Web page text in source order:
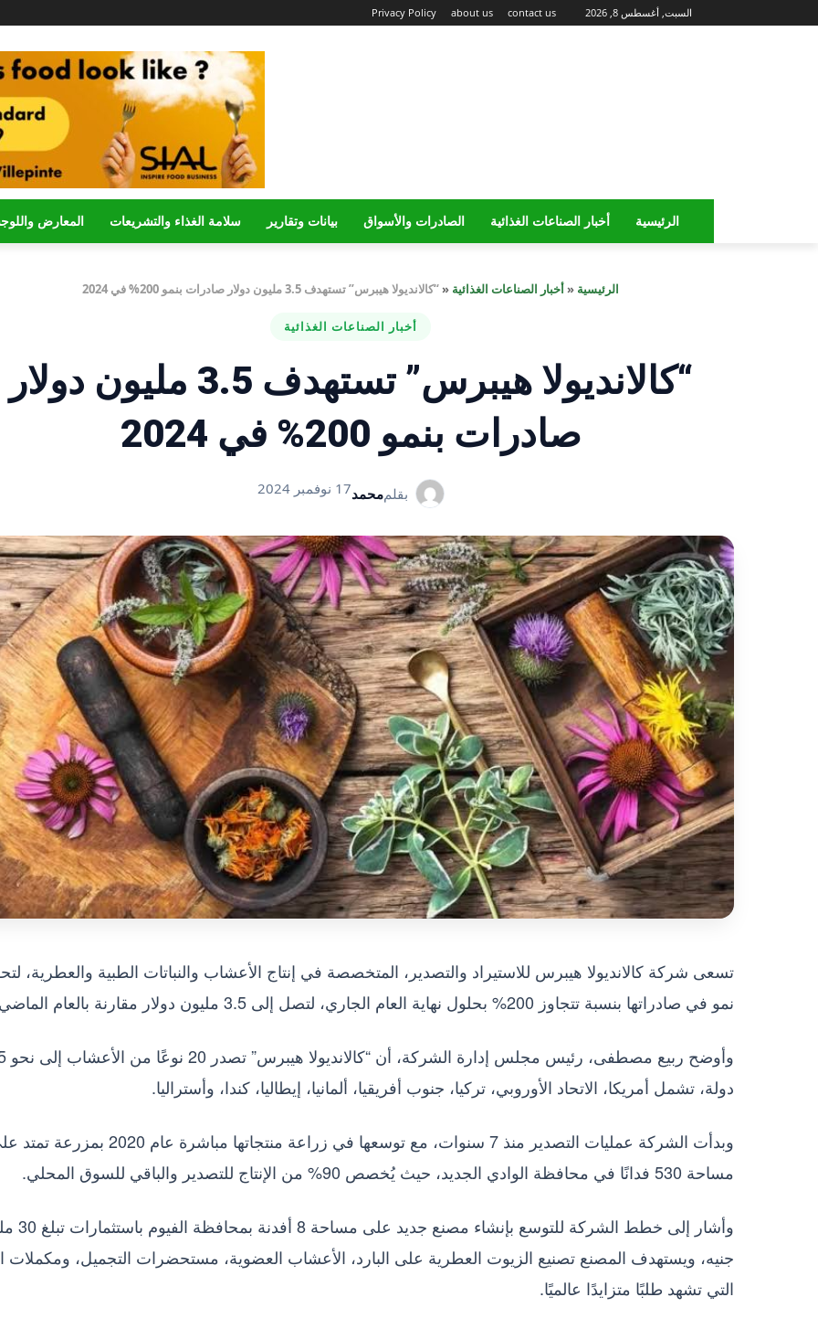
السبت, أغسطس 8, 2026 Privacy Policy about us contact us
الرئيسية أخبار الصناعات الغذائية الصادرات والأسواق بيانات وتقارير سلامة الغذاء والتشريعات المعارض
الرئيسية «أخبار الصناعات الغذائية «“كالانديولا هيبرس” تستهدف 3.5 مليون دولار صادرات بنمو 200% في 2024
أخبار الصناعات الغذائية
“كالانديولا هيبرس” تستهدف 3.5 مليون دولار
صادرات بنمو 200% في 2024
بقلممحمد17 نوفمبر 2024
تسعى شركة كالانديولا هيبرس للاستيراد والتصدير، المتخصصة في إنتاج الأعشاب والنباتات الطبية والعطرية،
نمو في صادراتها بنسبة تتجاوز 200% بحلول نهاية العام الجاري، لتصل إلى 3.5 مليون دولار مقارنة بالعام الماضي.
وأوضح ربيع مصطفى،
دولة، تشمل أمريكا، الاتحاد الأوروبي، تركيا، جنوب أفريقيا، ألمانيا، إيطاليا، كندا، وأستراليا.
وبدأت الشركة عمليات التصدير منذ 7 سنوات، مع توسعها في زراعة منتجاتها مباشرة عام 2020
مساحة 530 فدانًا في محافظة الوادي الجديد، حيث يُخصص 90% من الإنتاج للتصدير والباقي للسوق المحلي.
وأشار إلى خطط الشركة
جنيه، ويستهدف المصنع تصنيع الزيوت العطرية على البارد، الأعشاب العضوية، مستحضرات التجميل، ومكملات
التي تشهد طلبًا متزايدًا عالميًا.